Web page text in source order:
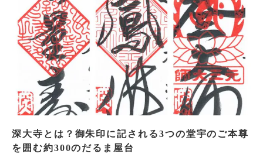
深大寺とは？御朱印に記される3つの堂宇のご本尊
を囲む約300のだるま屋台